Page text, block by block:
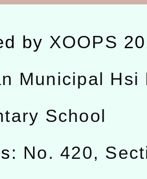
by XOOPS
Municipal Hsi
School
No. 420,